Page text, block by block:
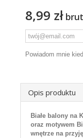
8,99 zł
Powiadom mnie
Opis produktu
Białe balony na
oraz motywem
wnętrze na